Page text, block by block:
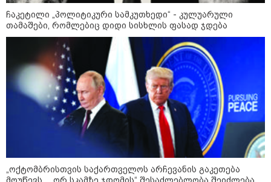
10:52 / 06-08-2026
ვაშინგტონს რაკეტების დეფიციტი აქვს? -
მედიის ცნობით, დონალდ ტრამპი პიტ
ჰეგსეთს დაუპირისპირდა: დეტალები
09:52 / 07-08-2026
"რაკეტები ჩვენც გვჭირდება" -
დონალდ ტრამპი უკრაინისთვის
Patriot-ის რაკეტების გაგზავნაზე
ჩაკეტილი „პოლიტიკური სამკუთხედი“ - კულუარული
თამაშები, რომლებიც დიდი სისხლის ფასად ჯდება
„ოქტომბრისთვის საქართველოს არჩევანის გაკეთება